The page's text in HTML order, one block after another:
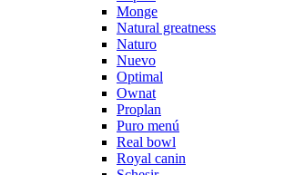
Monge
Natural greatness
Naturo
Nuevo
Optimal
Ownat
Proplan
Puro menú
Real bowl
Royal canin